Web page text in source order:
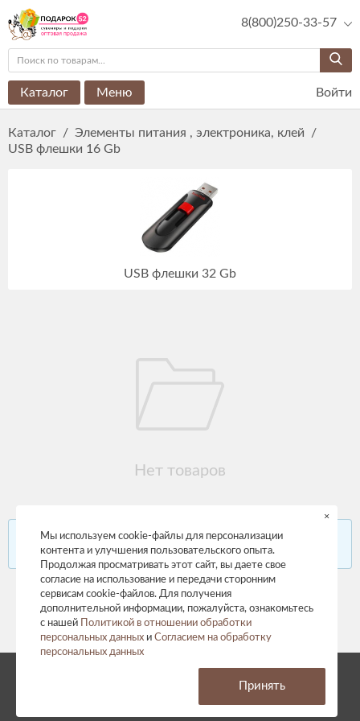
8(800)250-33-57
Каталог Меню Войти
Каталог / Элементы питания , электроника, клей
/
USB флешки 16 Gb
USB флешки 32 Gb
Нет товаров
Найдено 0 товаров с такими параметрами.
Попробуйте изменить параметры фильтра
© 2026 год. Все права защищены.
Согласие на обработку персональных данных
Мы используем cookie-файлы для персонализации
контента и улучшения пользовательского опыта.
Продолжая просматривать этот сайт, вы даете свое
согласие на использование и передачи сторонним
сервисам cookie-файлов. Для получения
дополнительной информации, пожалуйста, ознакомьтесь
с нашей
Политикой в отношении обработки
персональных данных и Согласием на обработку
персональных данных
×
Принять